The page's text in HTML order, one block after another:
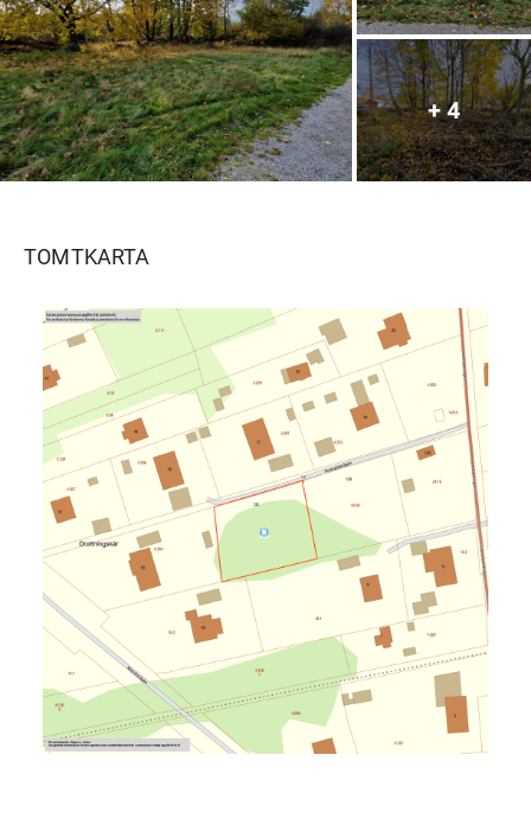
+4
TOMTKARTA